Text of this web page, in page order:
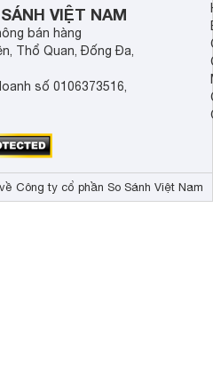
VIỆT NAM
bán hàng
Thổ Quan, Đống Đa,
số 0106373516,
Công ty cổ phần So Sánh Việt Nam